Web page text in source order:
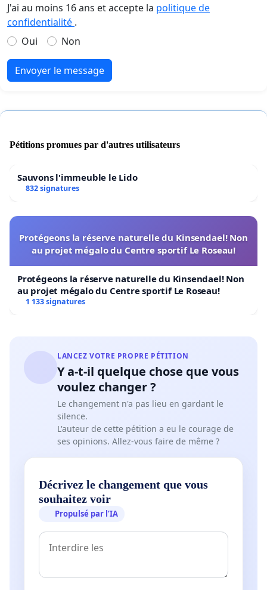
J'ai au moins 16 ans et accepte la politique de
confidentialité .
Oui
Non
Envoyer le message
Pétitions promues par d'autres utilisateurs
Sauvons l'immeuble le Lido
832 signatures
Protégeons la réserve naturelle du Kinsendael! Non
au projet mégalo du Centre sportif Le Roseau!
Protégeons la réserve naturelle du Kinsendael! Non
au projet mégalo du Centre sportif Le Roseau!
1 133 signatures
LANCEZ VOTRE PROPRE PÉTITION
Y a-t-il quelque chose que vous
voulez changer ?
Le changement n'a pas lieu en gardant le
silence.
L'auteur de cette pétition a eu le courage de
ses opinions. Allez-vous faire de même ?
Décrivez le changement que vous
souhaitez voir
Propulsé par l’IA